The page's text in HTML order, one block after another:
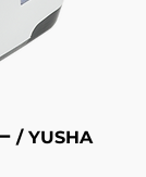
/ YUSHA